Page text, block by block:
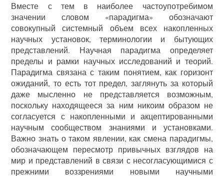
Вместе с тем в наиболее частоупотребимом
значении словом «парадигма» обозначают
совокупный системный объем всех накопленных
научных установок, терминологии и бытующих
представлений. Научная парадигма определяет
пределы и рамки научных исследований и теорий.
Парадигма связана с таким понятием, как горизонт
ожиданий, то есть тот предел, заглянуть за который
даже мысленно не представляется возможным,
поскольку находящееся за ним никоим образом не
согласуется с накопленными и акцептированными
научным сообществом знаниями и установками.
Важно знать о таком явлении, как смена парадигмы,
обозначающем пересмотр привычных взглядов на
мир и представлений в связи с несогласующимися с
прежними воззрениями новыми научными